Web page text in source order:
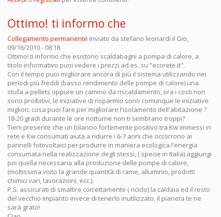
Ottimo! ti informo che
Collegamento permanente Inviato da stefano leonardi il Gio,
09/16/2010 - 08:18
Ottimo! ti informo che esistono scaldabagni a pompa di calore, a
titolo informativo puoi vedere i prezzi ad es. su "ecorete.it".
Con il tempo puoi migliorare ancora di più il sistema utilizzando nei
periodi più freddi (basso rendimento delle pompe di calore) una
stufa a pellets oppure un camino da riscaldamento, ora i costi non
sono proibitivi, le iniziative di risparmio sono comunque le iniziative
migliori: cosa puoi fare per migliorare l'isolamento dell'abitazione ?
18-20 gradi durante le ore notturne non ti sembrano troppi?
Tieni presente che un bilancio fortemente positivo tra Kw immessi in
rete e Kw consumati aiuta a ridurre i 6-7 anni che occorrono ai
pannelli fotovoltaici per produrre in maniera ecologica l'energia
consumata nella realizzazione degli stessi, ( specie in Italia) aggiungi
poi quella necessaria alla produzione delle pompe di calore,
(moltissima visto la grande quantità di rame, alluminio, prodotti
chimici vari, lavorazioni, ecc.).
P.S. assicurati di smaltire correttamente ( riciclo) la caldaia ed il resto
del vecchio impianto invece di tenerlo inutilizzato, il pianeta te ne
sarà grato!